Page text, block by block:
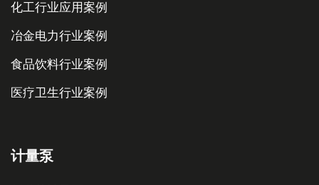
化工行业应用案例
冶金电力行业案例
食品饮料行业案例
医疗卫生行业案例
计量泵